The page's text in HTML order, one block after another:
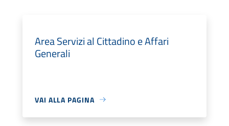
Area Servizi al Cittadino e Affari
Generali
VAI ALLA PAGINA